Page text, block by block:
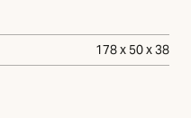
178 x 50 x 38